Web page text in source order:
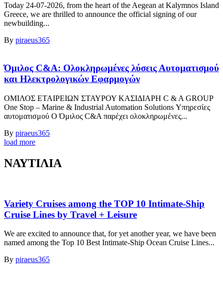
Today 24-07-2026, from the heart of the Aegean at Kalymnos Island
Greece, we are thrilled to announce the official signing of our
newbuilding...
By piraeus365
Όμιλος C&A: Ολοκληρωμένες λύσεις Αυτοματισμού
και Ηλεκτρολογικών Εφαρμογών
ΟΜΙΛΟΣ ΕΤΑΙΡΕΙΩΝ ΣΤΑΥΡΟΥ ΚΑΣΙΔΙΑΡΗ C & A GROUP
One Stop – Marine & Industrial Automation Solutions Υπηρεσίες
αυτοματισμού Ο Όμιλος C&A παρέχει ολοκληρωμένες...
By piraeus365
load more
ΝΑΥΤΙΛΙΑ
Variety Cruises among the TOP 10 Intimate-Ship
Cruise Lines by Travel + Leisure
We are excited to announce that, for yet another year, we have been
named among the Top 10 Best Intimate-Ship Ocean Cruise Lines...
By piraeus365